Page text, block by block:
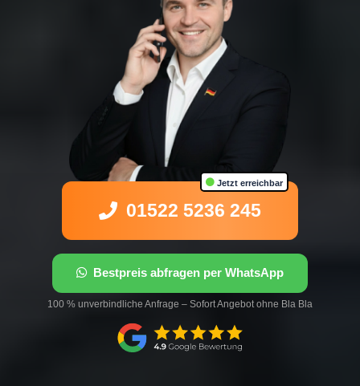
Jetzt erreichbar
01522 5236 245
Bestpreis abfragen per WhatsApp
100 % unverbindliche Anfrage – Sofort Angebot ohne Bla Bla